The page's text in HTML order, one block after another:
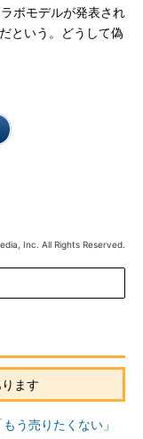
ボモデルが発表され
という。どうして偽
Inc. All Rights Reserved.
ます
う売りたくない」